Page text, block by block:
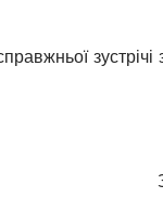
зустрічі